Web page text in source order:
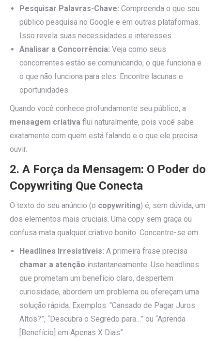
Pesquisar Palavras-Chave: Compreenda o que seu
público pesquisa no Google e em outras plataformas.
Isso revela suas necessidades e interesses.
Analisar a Concorrência: Veja como seus
concorrentes estão se comunicando, o que funciona e
o que não funciona para eles. Encontre lacunas e
oportunidades.
Quando você conhece profundamente seu público, a
mensagem criativa flui naturalmente, pois você sabe
exatamente com quem está falando e o que ele precisa
ouvir.
2. A Força da Mensagem: O Poder do
Copywriting Que Conecta
O texto do seu anúncio (o copywriting) é, sem dúvida, um
dos elementos mais cruciais. Uma copy sem graça ou
confusa mata qualquer criativo bonito. Concentre-se em:
Headlines Irresistíveis: A primeira frase precisa
chamar a atenção instantaneamente. Use headlines
que prometam um benefício claro, despertem
curiosidade, abordem um problema ou ofereçam uma
solução rápida. Exemplos: “Cansado de Pagar Juros
Altos?”, “Descubra o Segredo para…” ou “Aprenda
[Benefício] em Apenas X Dias”.